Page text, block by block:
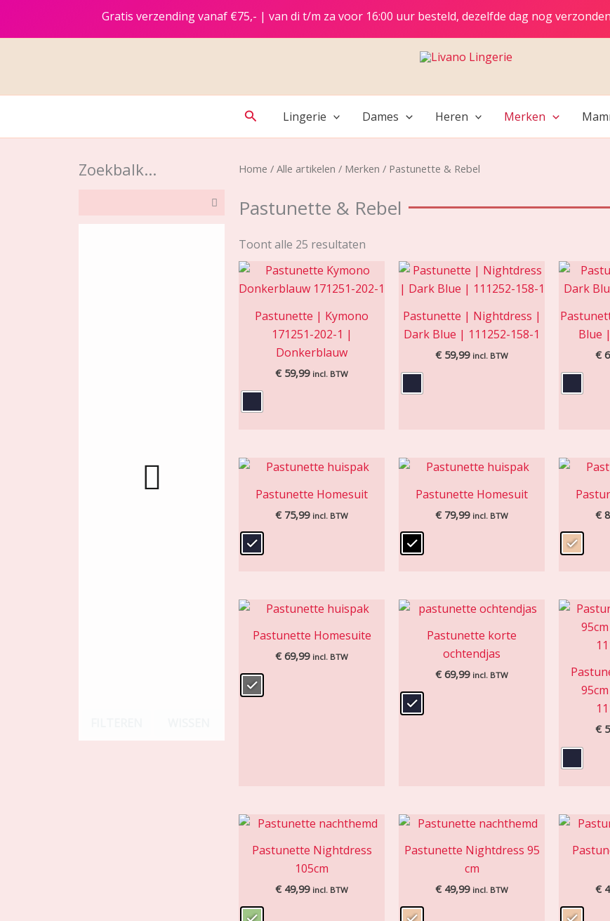
Gratis verzending vanaf €75,- | van di t/m za voor 16:00 uur besteld, dezelfde dag nog
ZoekenLingerie Dames Heren Merken
Zoekbalk... Home / Alle artikelen / Merken / Pastunette & Rebel
Pastunette & Rebel
Toont alle 25 resultaten
Pastunette | Kymono
171251-202-1 |
Donkerblauw
€ 59,99 incl. BTW
Pastunette | Nightdress |
Dark Blue | 111252-158-1
€ 59,99 incl. BTW
Blue
€
Pastunette Homesuit
€ 75,99 incl. BTW
Pastunette Homesuit
€ 79,99 incl. BTW €
Pastunette Homesuite
€ 69,99 incl. BTW
Pastunette korte
ochtendjas
€ 69,99 incl. BTW
€
Pastunette Nightdress
105cm
€ 49,99 incl. BTW
Pastunette Nightdress 95
cm
€ 49,99 incl. BTW €